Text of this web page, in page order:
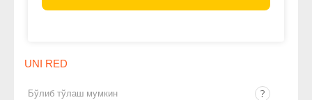
UNI RED
Бўлиб тўлаш мумкин